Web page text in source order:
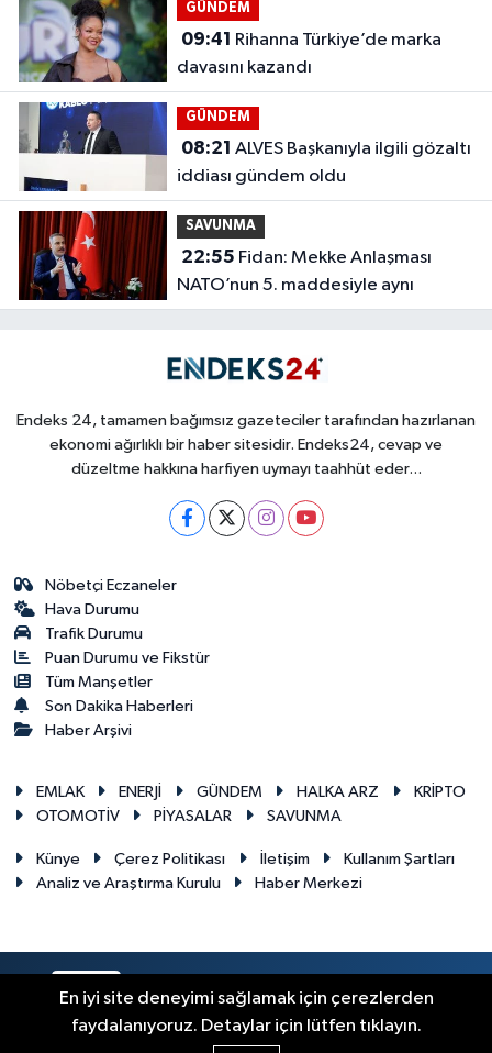
GÜNDEM
09:41
davasını kazandı
GÜNDEM
08:21
iddiası gündem oldu
SAVUNMA
22:55
NATO’nun 5. maddesiyle aynı
Endeks 24, tamamen bağımsız gazeteciler tarafından hazırlanan
ekonomi ağırlıklı bir haber sitesidir. Endeks24, cevap ve
düzeltme hakkına harfiyen uymayı taahhüt eder...
Nöbetçi Eczaneler
Hava Durumu
Trafik Durumu
Puan Durumu ve Fikstür
Tüm Manşetler
Son Dakika Haberleri
Haber Arşivi
EMLAK ENERJİ GÜNDEM HALKA ARZ
KRİPTO
OTOMOTİV
PİYASALAR SAVUNMA
Künye Çerez Politikası İletişim
Kullanım Şartları
Analiz ve Araştırma Kurulu
Haber Merkezi
En iyi site deneyimi sağlamak için çerezlerden
faydalanıyoruz. Detaylar için lütfen tıklayın.